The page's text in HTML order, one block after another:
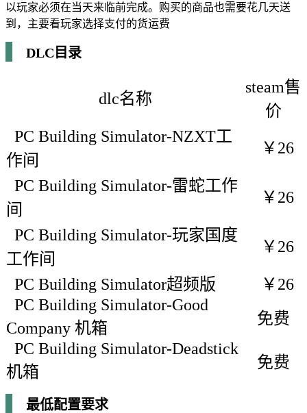
以玩家必须在当天来临前完成。购买的商品也需要花几天送
到，主要看玩家选择支付的货运费
DLC目录
dlc名称
steam售
价
PC Building Simulator-NZXT工
作间
￥26
PC Building Simulator-雷蛇工作
间
￥26
PC Building Simulator-玩家国度
工作间
￥26
PC Building Simulator超频版
￥26
PC Building Simulator-Good
Company 机箱
免费
PC Building Simulator-Deadstick
机箱
免费
最低配置要求